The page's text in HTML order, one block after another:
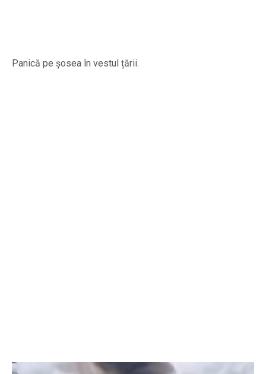
Panică pe șosea în vestul țării.